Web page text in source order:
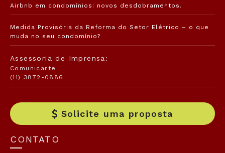
Airbnb em condomínios: novos desdobramentos.
Medida Provisória da Reforma do Setor Elétrico – o que
muda no seu condomínio?
Assessoria de Imprensa:
Comunicarte
(11) 3872-0886
Solicite uma proposta
CONTATO